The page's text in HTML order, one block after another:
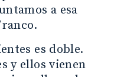
a esa
es doble.
y ellos vienen